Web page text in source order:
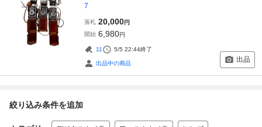
7
落札 20,000円
開始 6,980円
11 5/5 22:44終了
出品中の商品 出品
絞り込み条件を追加